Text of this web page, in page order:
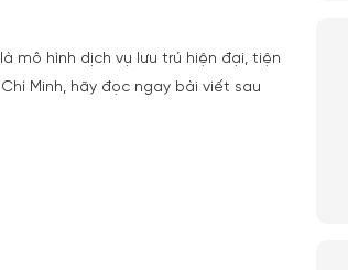
mô hình dịch vụ lưu trú hiện đại, tiện
Minh, hãy đọc ngay bài viết sau